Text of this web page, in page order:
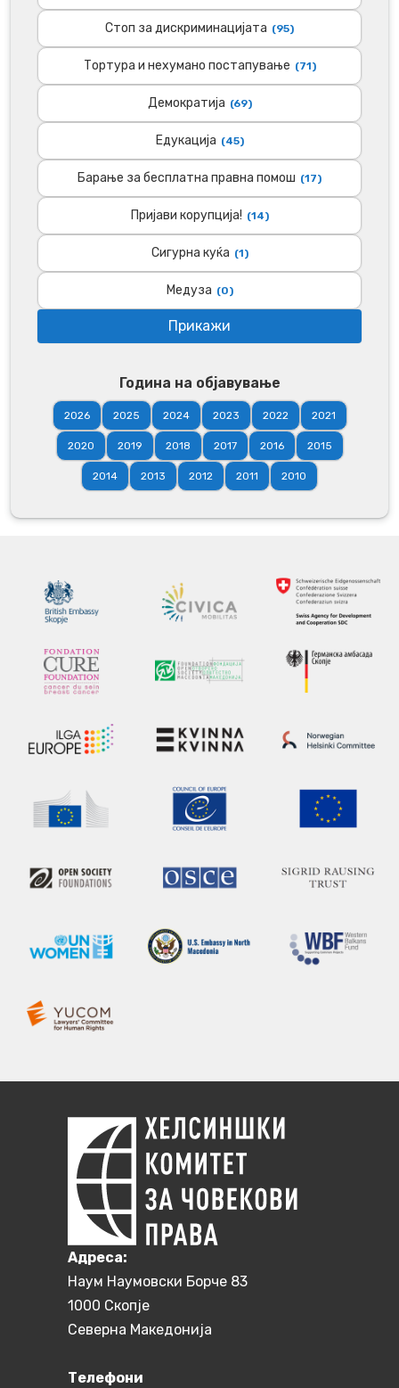
Стоп за дискриминацијата (95)
Тортура и нехумано постапување (71)
Демократија (69)
Едукација (45)
Барање за бесплатна правна помош (17)
Пријави корупција! (14)
Сигурна куќа (1)
Медуза (0)
Година на објавување
2026 2025 2024 2023 2022 2021
2020 2019 2018 2017 2016 2015
2014 2013 2012 2011 2010
Aдреса:
Наум Наумовски Борче 83
1000 Скопје
Северна Македонија
Телефони